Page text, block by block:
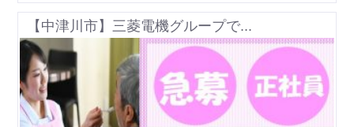
【中津川市】三菱電機グループで...